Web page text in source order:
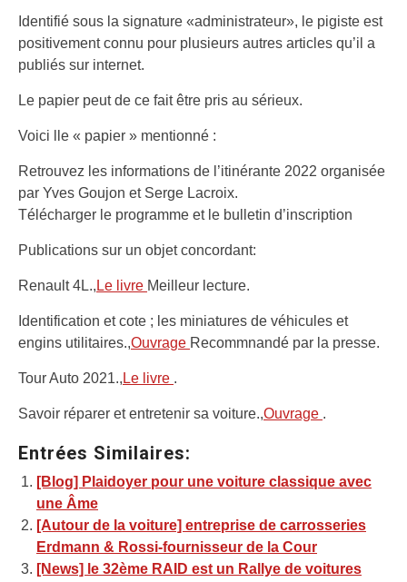
Identifié sous la signature «administrateur», le pigiste est
positivement connu pour plusieurs autres articles qu’il a
publiés sur internet.
Le papier peut de ce fait être pris au sérieux.
Voici lle « papier » mentionné :
Retrouvez les informations de l’itinérante 2022 organisée
par Yves Goujon et Serge Lacroix.
Télécharger le programme et le bulletin d’inscription
Publications sur un objet concordant:
Renault 4L., Le livre Meilleur lecture.
Identification et cote ; les miniatures de véhicules et
engins utilitaires.,Ouvrage Recommnandé par la presse.
Tour Auto 2021., Le livre .
Savoir réparer et entretenir sa voiture.,Ouvrage .
Entrées Similaires:
[Blog] Plaidoyer pour une voiture classique avec
une Âme
[Autour de la voiture] entreprise de carrosseries
Erdmann & Rossi-fournisseur de la Cour
[News] le 32ème RAID est un Rallye de voitures